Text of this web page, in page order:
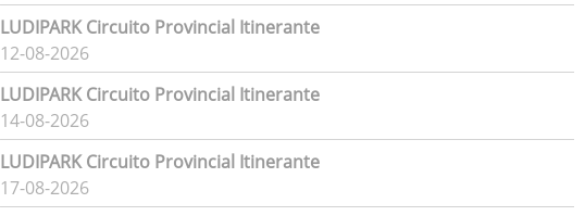
LUDIPARK Circuito Provincial Itinerante
12-08-2026
LUDIPARK Circuito Provincial Itinerante
14-08-2026
LUDIPARK Circuito Provincial Itinerante
17-08-2026